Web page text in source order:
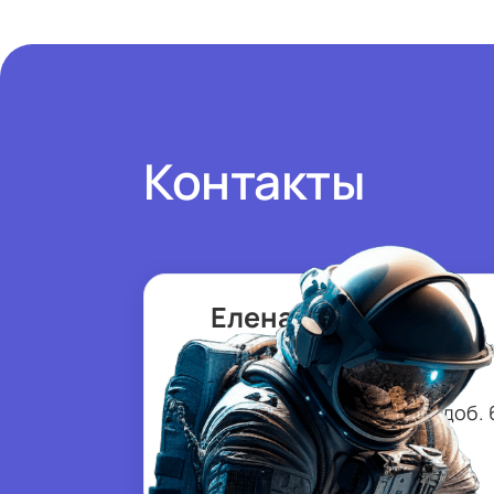
Контакты
Елена Синицына
Специалист
тел.+7 (343) 288-77-85, доб.
почта:eis@sofp.ru